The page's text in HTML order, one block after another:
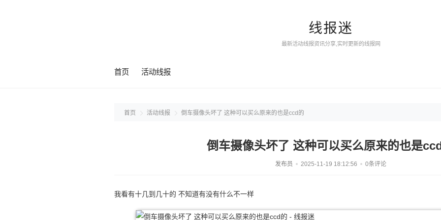
线报迷
最新活动线报资讯分享,实时更新的线报网
首页 活动线报
首页 活动线报 倒车摄像头坏了 这种可以买么原来的也是ccd的
倒车摄像头坏了 这种可以买么原来的也是
发布员 2025-11-19 18:12:56 0条评论
我看有十几到几十的 不知道有没有什么不一样